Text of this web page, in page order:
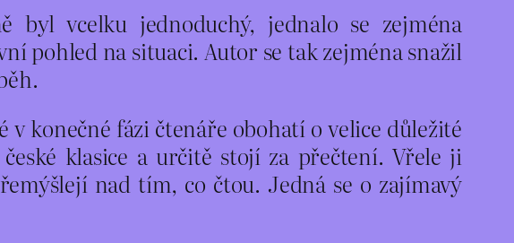
vcelku jednoduchý, jednalo se zejména
pohled na situaci. Autor se tak zejména snažil
v konečné fázi čtenáře obohatí o velice důležité
klasice a určitě stojí za přečtení. Vřele ji
nad tím, co čtou. Jedná se o zajímavý